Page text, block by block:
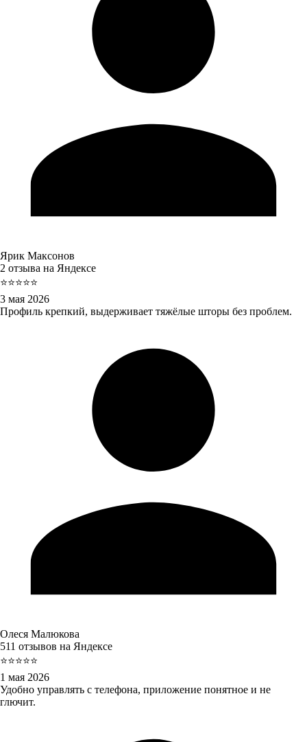
Ярик Максонов
2 отзыва на Яндексе
⭐⭐⭐⭐⭐
3 мая 2026
Профиль крепкий, выдерживает тяжёлые шторы без проблем.
Олеся Малюкова
511 отзывов на Яндексе
⭐⭐⭐⭐⭐
1 мая 2026
Удобно управлять с телефона, приложение понятное и не
глючит.